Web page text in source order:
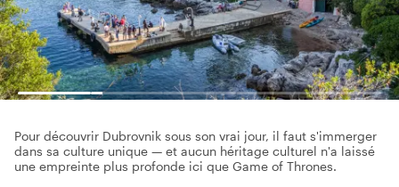
Pour découvrir Dubrovnik sous son vrai jour, il faut s'immerger
dans sa culture unique — et aucun héritage culturel n'a laissé
une empreinte plus profonde ici que Game of Thrones.